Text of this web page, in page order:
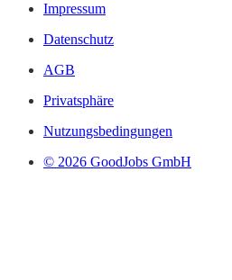
Impressum
Datenschutz
AGB
Privatsphäre
Nutzungsbedingungen
© 2026 GoodJobs GmbH